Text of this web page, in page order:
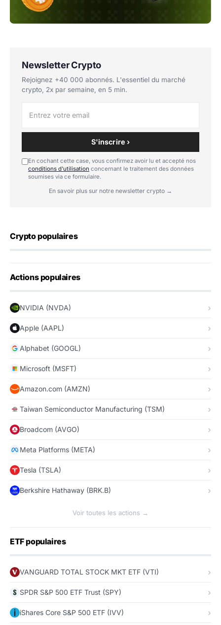
Newsletter Crypto
Rejoignez +40 000 abonnés. L'essentiel du marché
crypto, 2x par semaine, en 5 min.
S'inscrire ›
En cochant cette case, vous confirmez avoir lu et accepté nos
conditions d'utilisation concernant le traitement des données
soumises via ce formulaire.
En savoir plus sur notre newsletter crypto →
Crypto populaires
Actions populaires
NVIDIA (NVDA)
Apple (AAPL)
Alphabet (GOOGL)
Microsoft (MSFT)
Amazon.com (AMZN)
Taiwan Semiconductor Manufacturing (TSM)
Broadcom (AVGO)
Meta Platforms (META)
Tesla (TSLA)
Berkshire Hathaway (BRK.B)
Voir toutes les actions →
ETF populaires
VANGUARD TOTAL STOCK MKT ETF (VTI)
SPDR S&P 500 ETF Trust (SPY)
iShares Core S&P 500 ETF (IVV)